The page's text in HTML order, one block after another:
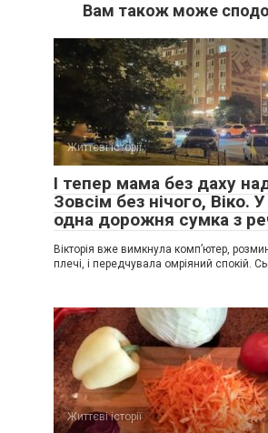
Вам також може
Життєві історії
І тепер мама без даху
Зовсім без нічого, Віко.
одна дорожня сумка з
Вікторія вже вимкнула комп’ютер,
плечі, і передчувала омріяний спокій.
Життєві історії